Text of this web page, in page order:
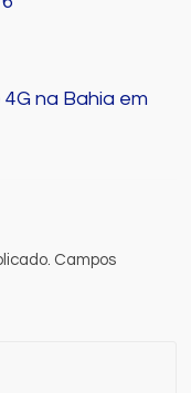
na Bahia em
Campos